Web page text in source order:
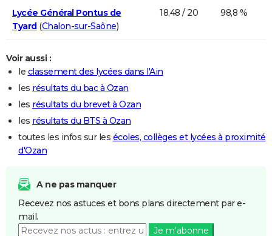
Lycée Général Pontus de
Tyard(Chalon-sur-Saône)
18,48 / 20 98,8 %
Voir aussi :
le classement des lycées dans l'Ain
les résultats du bac à Ozan
les résultats du brevet à Ozan
les résultats du BTS à Ozan
toutes les infos sur les écoles, collèges et lycées à proximité
d'Ozan
A ne pas manquer
Recevez nos astuces et bons plans directement par e-
mail.
Je m'abonne